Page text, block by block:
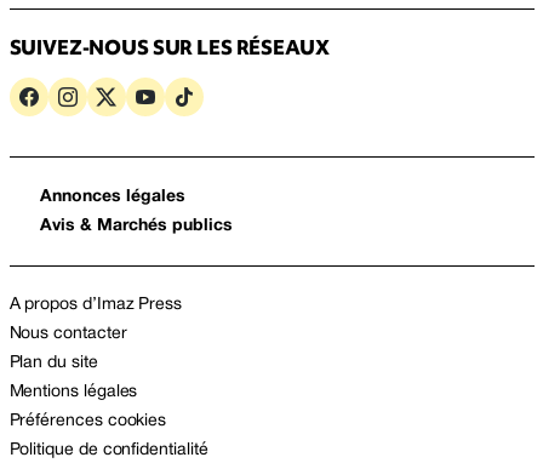
SUIVEZ-NOUS SUR LES RÉSEAUX
Annonces légales
Avis & Marchés publics
A propos d’Imaz Press
Nous contacter
Plan du site
Mentions légales
Préférences cookies
Politique de confidentialité